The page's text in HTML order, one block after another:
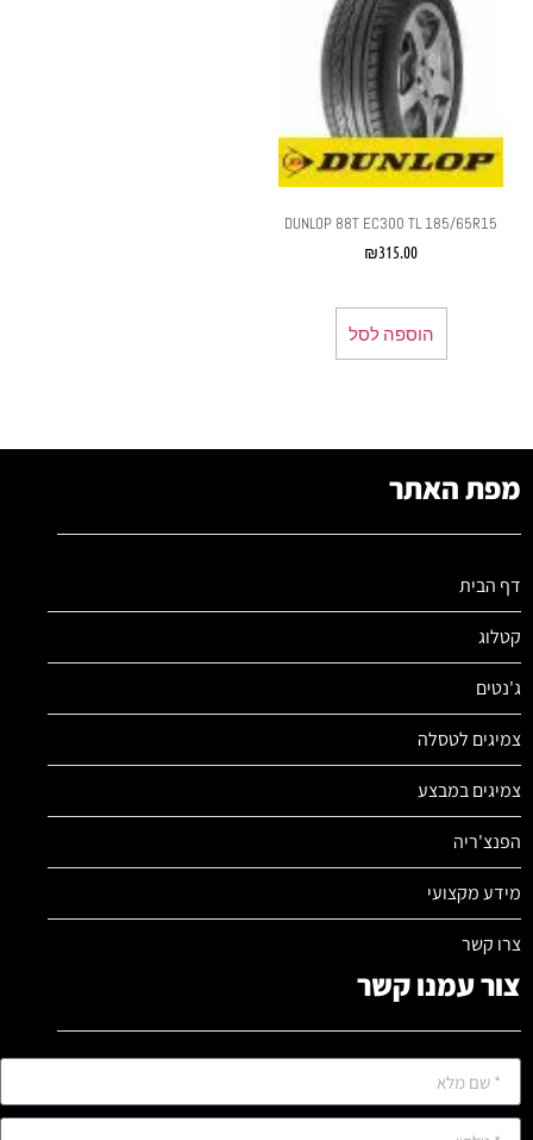
DUNLOP 88T EC300 TL 185/65R15
₪315.00
הוספה לסל
מפת האתר
דף הבית
קטלוג
ג'נטים
צמיגים לטסלה
צמיגים במבצע
הפנצ'ריה
מידע מקצועי
צרו קשר
צור עמנו קשר